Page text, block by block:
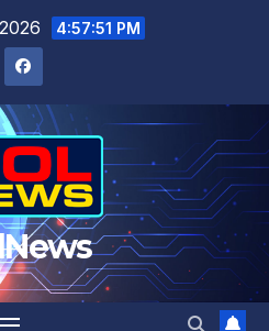
4:57:52 PM